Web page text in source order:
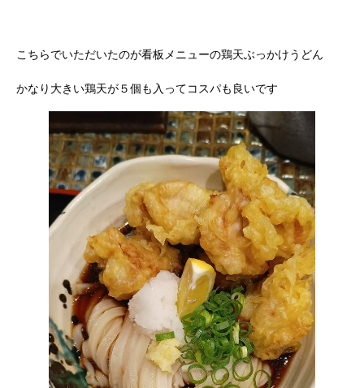
こちらでいただいたのが看板メニューの鶏天ぶっかけうどん
かなり大きい鶏天が５個も入ってコスパも良いです